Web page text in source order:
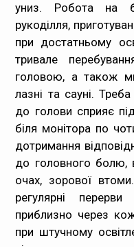
униз. Робота на
рукоділля,
при достатньому
тривале
головою, а також
лазні та сауні.
до голови сприяє
біля монітора по
дотримання
до головного болю,
очах, зорової
регулярні
приблизно через
при штучному